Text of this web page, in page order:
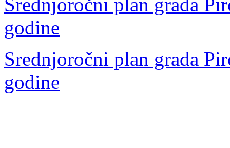
Srednjoročni plan grada
godine
Srednjoročni plan grada
godine